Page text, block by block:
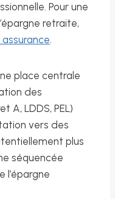
Pour une
retraite,
.
place centrale
des
A, LDDS, PEL)
vers des
plus
séquencée
l’épargne